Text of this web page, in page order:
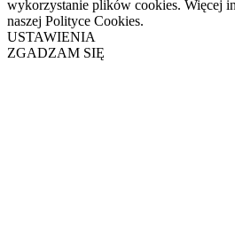
wykorzystanie plików cookies. Więcej
naszej Polityce Cookies.
USTAWIENIA
ZGADZAM SIĘ